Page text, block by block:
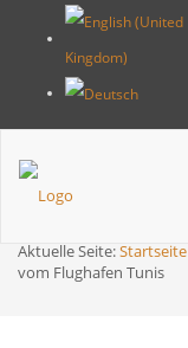
Aktuelle Seite:Startseite
vom Flughafen Tunis